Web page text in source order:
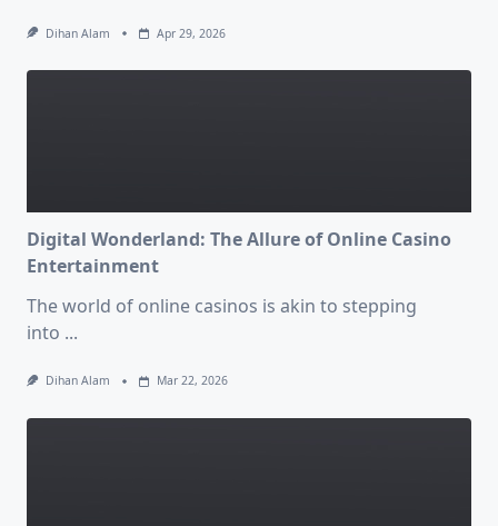
Dihan Alam Apr 29, 2026
Digital Wonderland: The Allure of Online Casino
Entertainment
The world of online casinos is akin to stepping
into ...
Dihan Alam Mar 22, 2026